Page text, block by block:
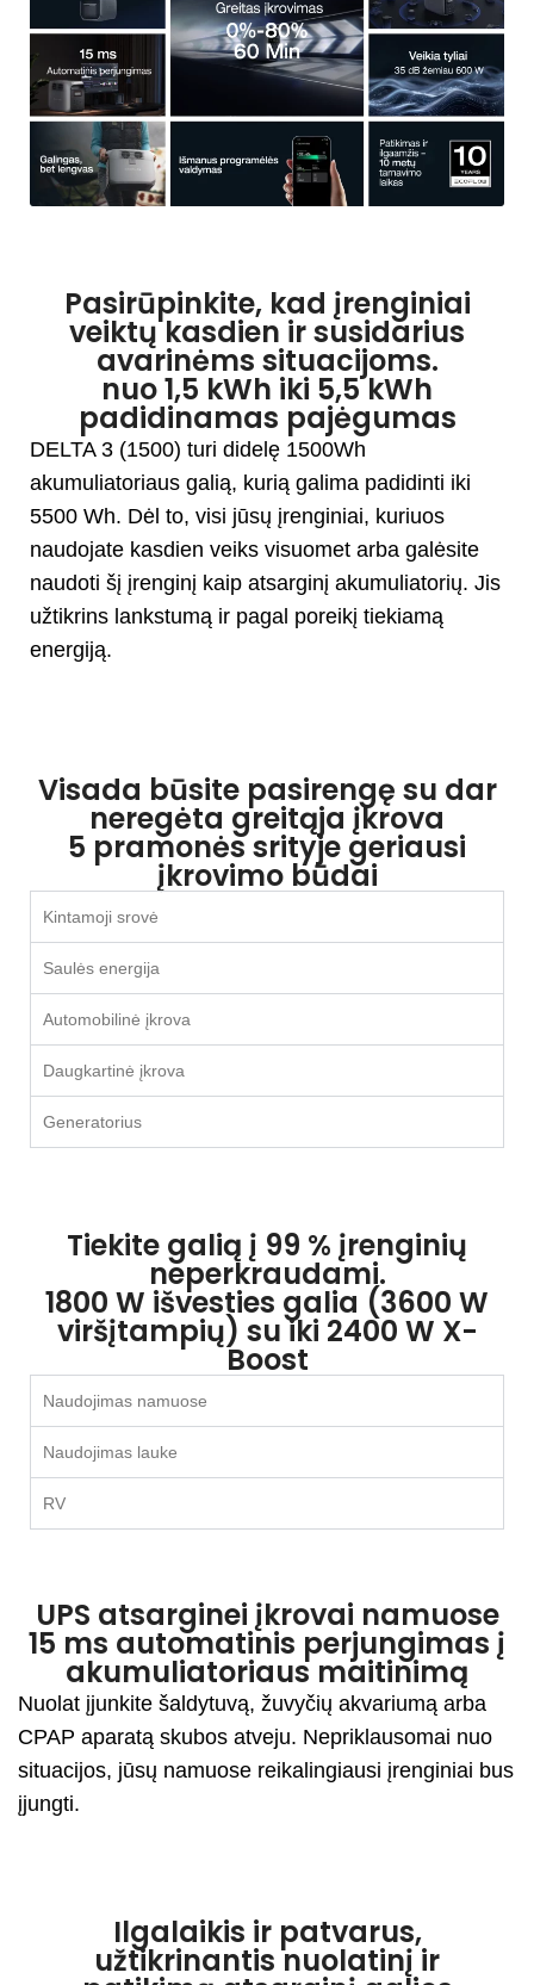
Pasirūpinkite, kad įrenginiai
veiktų kasdien ir susidarius
avarinėms situacijoms.
nuo 1,5 kWh iki 5,5 kWh
padidinamas pajėgumas
DELTA 3 (1500) turi didelę 1500Wh
akumuliatoriaus galią, kurią galima padidinti iki
5500 Wh. Dėl to, visi jūsų įrenginiai, kuriuos
naudojate kasdien veiks visuomet arba galėsite
naudoti šį įrenginį kaip atsarginį akumuliatorių. Jis
užtikrins lankstumą ir pagal poreikį tiekiamą
energiją.
Visada būsite pasirengę su dar
neregėta greitąja įkrova
5 pramonės srityje geriausi
įkrovimo būdai
Kintamoji srovė
Saulės energija
Automobilinė įkrova
Daugkartinė įkrova
Generatorius
Tiekite galią į 99 % įrenginių
neperkraudami.
1800 W išvesties galia (3600 W
viršįtampių) su iki 2400 W X-
Boost
Naudojimas namuose
Naudojimas lauke
RV
UPS atsarginei įkrovai namuose
15 ms automatinis perjungimas į
akumuliatoriaus maitinimą
Nuolat įjunkite šaldytuvą, žuvyčių akvariumą arba
CPAP aparatą skubos atveju. Nepriklausomai nuo
situacijos, jūsų namuose reikalingiausi įrenginiai bus
įjungti.
Ilgalaikis ir patvarus,
užtikrinantis nuolatinį ir